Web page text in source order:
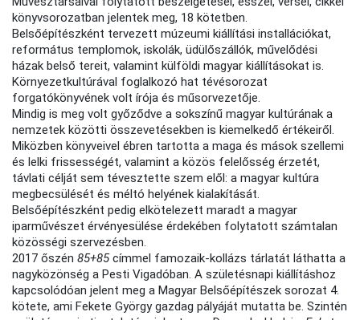
könyvsorozatban jelentek meg, 18 kötetben.
Belsőépítészként tervezett múzeumi kiállítási installációkat,
református templomok, iskolák, üdülőszállók, művelődési
házak belső tereit, valamint külföldi magyar kiállításokat is.
Környezetkultúrával foglalkozó hat tévésorozat
forgatókönyvének volt írója és műsorvezetője.
Mindig is meg volt győződve a sokszínű magyar kultúrának a
nemzetek közötti összevetésekben is kiemelkedő értékeiről.
Miközben könyveivel ébren tartotta a maga és mások szellemi
és lelki frissességét, valamint a közös felelősség érzetét,
távlati célját sem tévesztette szem elől: a magyar kultúra
megbecsülését és méltó helyének kialakítását.
Belsőépítészként pedig elkötelezett maradt a magyar
iparművészet érvényesülése érdekében folytatott számtalan
közösségi szervezésben.
2017 őszén85+85címmel famozaik-kollázs tárlatát láthatta a
nagyközönség a Pesti Vigadóban. A születésnapi kiállításhoz
kapcsolódóan jelent meg a Magyar Belsőépítészek sorozat 4.
kötete, ami Fekete György gazdag pályáját mutatta be. Szintén